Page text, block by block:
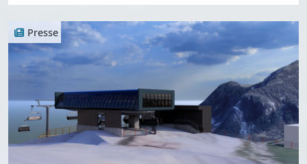
Presse